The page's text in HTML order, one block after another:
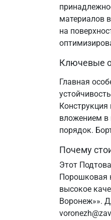
материалов
на
Ключевые
Главная
вложением в
порядок.
Почему
Этот
Порошковая
высокое
Воронеж»».